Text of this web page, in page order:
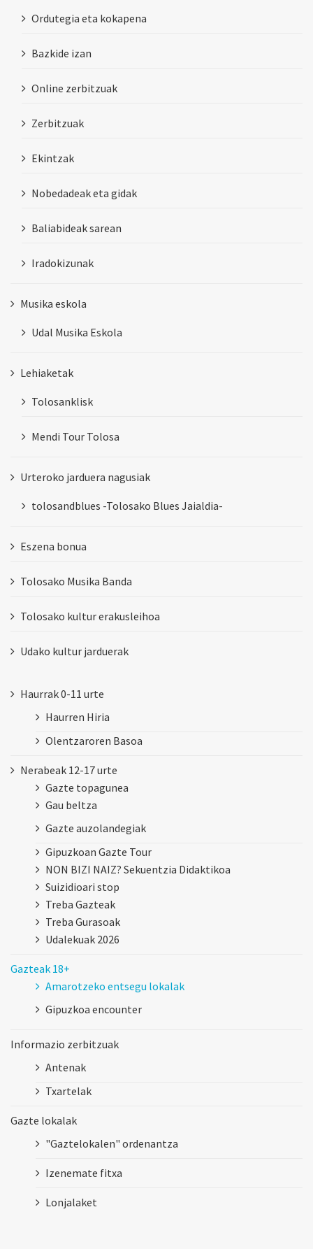
Ordutegia eta kokapena
Bazkide izan
Online zerbitzuak
Zerbitzuak
Ekintzak
Nobedadeak eta gidak
Baliabideak sarean
Iradokizunak
Musika eskola
Udal Musika Eskola
Lehiaketak
Tolosanklisk
Mendi Tour Tolosa
Urteroko jarduera nagusiak
tolosandblues -Tolosako Blues Jaialdia-
Eszena bonua
Tolosako Musika Banda
Tolosako kultur erakusleihoa
Udako kultur jarduerak
Haurrak 0-11 urte
Haurren Hiria
Olentzaroren Basoa
Nerabeak 12-17 urte
Gazte topagunea
Gau beltza
Gazte auzolandegiak
Gipuzkoan Gazte Tour
NON BIZI NAIZ? Sekuentzia Didaktikoa
Suizidioari stop
Treba Gazteak
Treba Gurasoak
Udalekuak 2026
Gazteak 18+
Amarotzeko entsegu lokalak
Gipuzkoa encounter
Informazio zerbitzuak
Antenak
Txartelak
Gazte lokalak
"Gaztelokalen" ordenantza
Izenemate fitxa
Lonjalaket